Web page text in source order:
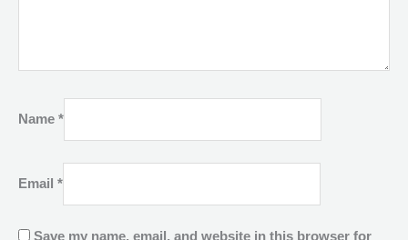
Name *
Email *
Save my name, email, and website in this browser for